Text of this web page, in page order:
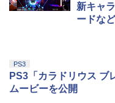
新キャ
ードな
PS3
PS3「カラドリウス ブ
ムービーを公開